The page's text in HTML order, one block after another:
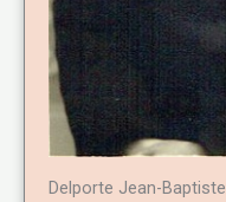
Delporte Jean-Baptiste